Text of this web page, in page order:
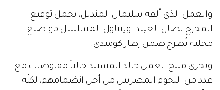
والعمل الذي ألفه سليمان المنديل، يحمل توقيع
المخرج نضال العبيد. ويتناول المسلسل مواضيع
محلية تُطرح ضمن إطار كوميدي.
ويجري منتج العمل خالد المسيند حالياً مفاوضات مع
عدد من النجوم المصريين من أجل انضمامهم، لكنّه